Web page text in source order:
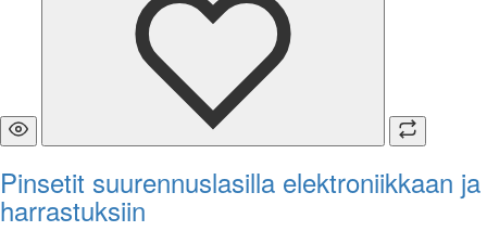
Pinsetit suurennuslasilla elektroniikkaan ja
harrastuksiin